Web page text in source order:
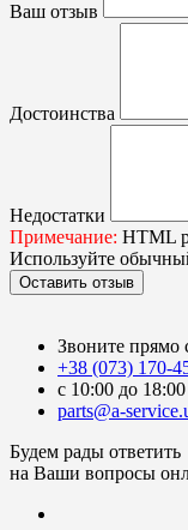
Ваш отзыв
Достоинства
Недостатки
Примечание: HTML
Используйте
Оставить отзыв
Звоните прямо
+38 (073) 170-
с 10:00 до
parts@a-
Будем рады ответить
на Ваши вопросы